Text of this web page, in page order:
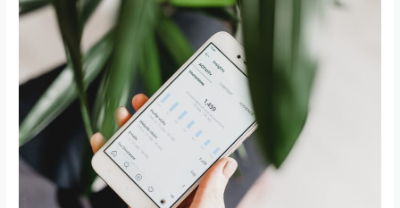
de
Sucesso
Empreendedores